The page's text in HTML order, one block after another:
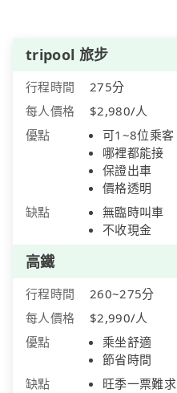
tripool 旅步
行程時間
275分
每人價格
$2,980/人
優點
可1~8位乘客
哪裡都能接
保證出車
價格透明
缺點
無臨時叫車
不收現金
高鐵
行程時間
260~275分
每人價格
$2,990/人
優點
乘坐舒適
節省時間
缺點
旺季一票難求